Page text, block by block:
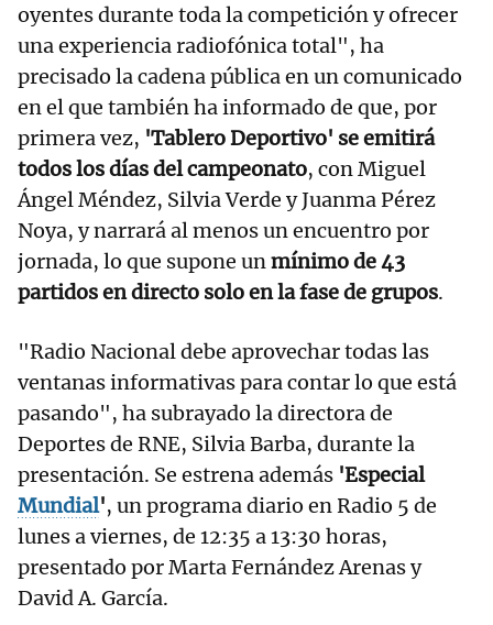
oyentes durante toda la competición y ofrecer
una experiencia radiofónica total", ha
precisado la cadena pública en un comunicado
en el que también ha informado de que, por
primera vez, 'Tablero Deportivo' se emitirá
todos los días del campeonato, con Miguel
Ángel Méndez, Silvia Verde y Juanma Pérez
Noya, y narrará al menos un encuentro por
jornada, lo que supone unmínimo de 43
partidos en directo solo en la fase de grupos.
"Radio Nacional debe aprovechar todas las
ventanas informativas para contar lo que está
pasando", ha subrayado la directora de
Deportes de RNE, Silvia Barba, durante la
presentación. Se estrena además 'Especial
Mundial', un programa diario en Radio 5 de
lunes a viernes, de 12:35 a 13:30 horas,
presentado por Marta Fernández Arenas y
David A. García.